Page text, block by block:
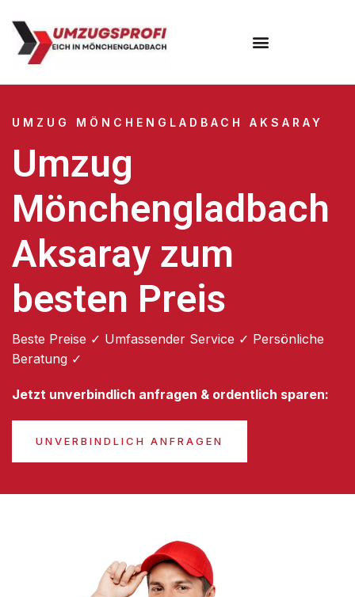
UMZUG MÖNCHENGLADBACH AKSARAY
Umzug
Mönchengladbach
Aksaray zum
besten Preis
Beste Preise ✓ Umfassender Service ✓ Persönliche
Beratung ✓
Jetzt unverbindlich anfragen & ordentlich sparen:
UNVERBINDLICH ANFRAGEN